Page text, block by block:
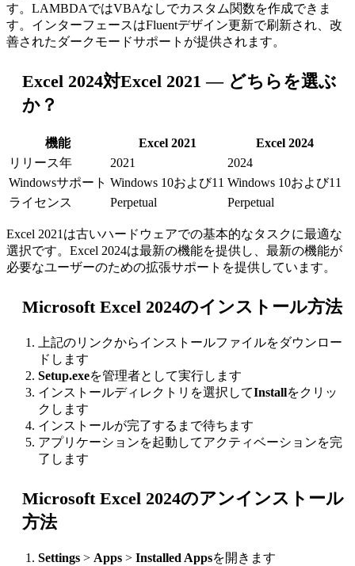
す。LAMBDAではVBAなしでカスタム関数を作成できま
す。インターフェースはFluentデザイン更新で刷新され、改
善されたダークモードサポートが提供されます。
Excel 2024対Excel 2021 — どちらを選ぶ
か？
機能 Excel 2021
Excel 2024
リリース年
2021
2024
Windowsサポート Windows 10および11 Windows 10および11
ライセンス
Perpetual Perpetual
Excel 2021は古いハードウェアでの基本的なタスクに最適な
選択です。Excel 2024は最新の機能を提供し、最新の機能が
必要なユーザーのための拡張サポートを提供しています。
Microsoft Excel 2024のインストール方法
上記のリンクからインストールファイルをダウンロー
ドします
Setup.exeを管理者として実行します
インストールディレクトリを選択してInstallをクリッ
クします
インストールが完了するまで待ちます
アプリケーションを起動してアクティベーションを完
了します
Microsoft Excel 2024のアンインストール
方法
Settings > Apps > Installed Appsを開きます